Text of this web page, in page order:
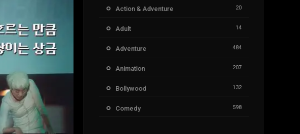
Action & Adventure 20
Adult 14
Adventure 484
Animation 207
Bollywood 132
Comedy 598